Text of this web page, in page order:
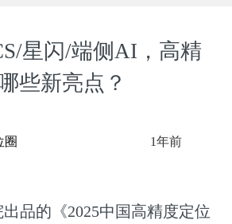
星闪/端侧AI，高精
些新亮点？
圈 1年前
品的《2025中国高精度定位